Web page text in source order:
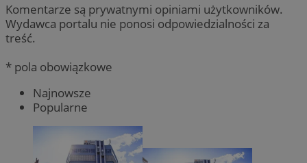
Komentarze są prywatnymi opiniami użytkowników.
Wydawca portalu nie ponosi odpowiedzialności za
treść.
* pola obowiązkowe
Najnowsze
Popularne